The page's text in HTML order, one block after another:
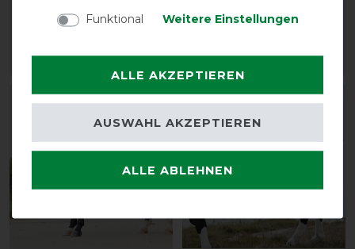
-10% -10%
Funktional
Weitere Einstellungen
ALLE AKZEPTIEREN
ALLE ABLEHNEN
AUSWAHL AKZEPTIEREN